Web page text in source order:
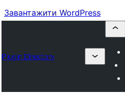
Завантажити WordPress
Plugin Directory